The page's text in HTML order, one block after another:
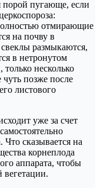
порой пугающе, если
отмирающие
на почву в
размыкаются,
в нетронутом
только несколько
позже после
листового
уже за счет
Что сказывается на
корнеплода
аппарата, чтобы
вегетации.